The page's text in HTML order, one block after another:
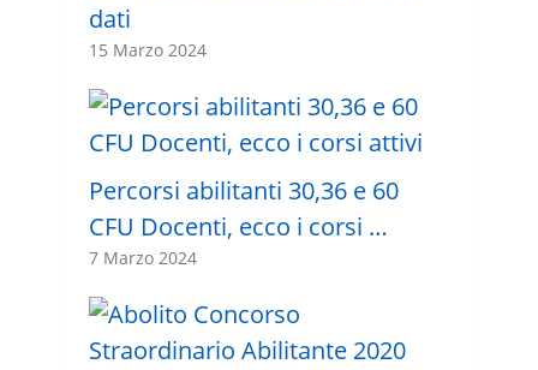
dati
15 Marzo 2024
Percorsi abilitanti 30,36 e 60
CFU Docenti, ecco i corsi …
7 Marzo 2024